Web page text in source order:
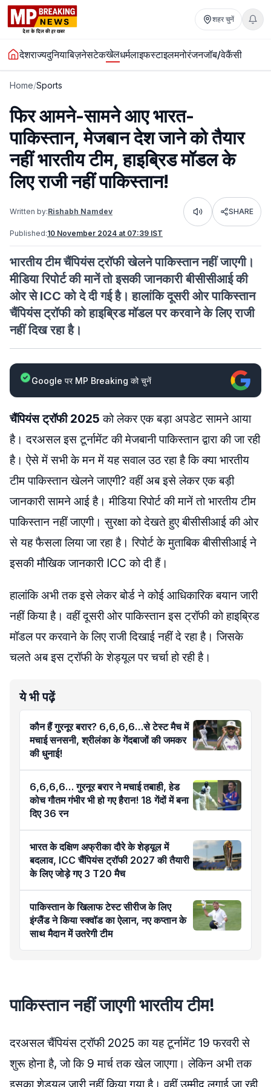
शहर चुनें
देशराज्यदुनियाबिज़नेसटेकखेलधर्मलाइफस्टाइलमनोरंजनजॉब/वेकैंसी
Home/Sports
फिर आमने-सामने आए भारत-
पाकिस्तान, मेजबान देश जाने को तैयार
नहीं भारतीय टीम, हाइब्रिड मॉडल के
लिए राजी नहीं पाकिस्तान!
Written by:Rishabh Namdev Listen SHARE
Published:10 November 2024 at 07:39 IST
भारतीय टीम चैंपियंस ट्रॉफी खेलने पाकिस्तान नहीं जाएगी।
मीडिया रिपोर्ट की मानें तो इसकी जानकारी बीसीसीआई की
ओर से ICC को दे दी गई है। हालांकि दूसरी ओर पाकिस्तान
चैंपियंस ट्रॉफी को हाइब्रिड मॉडल पर करवाने के लिए राजी
नहीं दिख रहा है।
Google पर MP Breaking को चुनें
चैंपियंस ट्रॉफी 2025 को लेकर एक बड़ा अपडेट सामने आया
है। दरअसल इस टूर्नामेंट की मेजबानी पाकिस्तान द्वारा की जा रही
है। ऐसे में सभी के मन में यह सवाल उठ रहा है कि क्या भारतीय
टीम पाकिस्तान खेलने जाएगी? वहीं अब इसे लेकर एक बड़ी
जानकारी सामने आई है। मीडिया रिपोर्ट की मानें तो भारतीय टीम
पाकिस्तान नहीं जाएगी। सुरक्षा को देखते हुए बीसीसीआई की ओर
से यह फैसला लिया जा रहा है। रिपोर्ट के मुताबिक बीसीसीआई ने
इसकी मौखिक जानकारी ICC को दी हैं।
हालांकि अभी तक इसे लेकर बोर्ड ने कोई आधिकारिक बयान जारी
नहीं किया है। वहीं दूसरी ओर पाकिस्तान इस ट्रॉफी को हाइब्रिड
मॉडल पर करवाने के लिए राजी दिखाई नहीं दे रहा है। जिसके
चलते अब इस ट्रॉफी के शेड्यूल पर चर्चा हो रही है।
ये भी पढ़ें
कौन हैं गुरनूर बरार? 6,6,6,6…से टेस्ट मैच में
मचाई सनसनी, श्रीलंका के गेंदबाजों की जमकर
की धुनाई!
6,6,6,6… गुरनूर बरार ने मचाई तबाही, हेड
कोच गौतम गंभीर भी हो गए हैरान! 18 गेंदों में बना
दिए 36 रन
भारत के दक्षिण अफ्रीका दौरे के शेड्यूल में
बदलाव, ICC चैंपियंस ट्रॉफी 2027 की तैयारी
के लिए जोड़े गए 3 T20 मैच
पाकिस्तान के खिलाफ टेस्ट सीरीज के लिए
इंग्लैंड ने किया स्क्वॉड का ऐलान, नए कप्तान के
साथ मैदान में उतरेगी टीम
पाकिस्तान नहीं जाएगी भारतीय टीम!
दरअसल चैंपियंस ट्रॉफी 2025 का यह टूर्नामेंट 19 फरवरी से
शुरू होना है, जो कि 9 मार्च तक खेल जाएगा। लेकिन अभी तक